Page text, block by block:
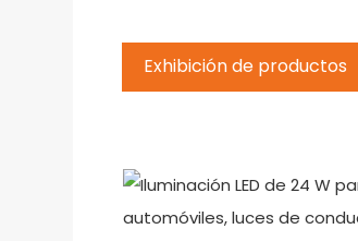
Exhibición de productos